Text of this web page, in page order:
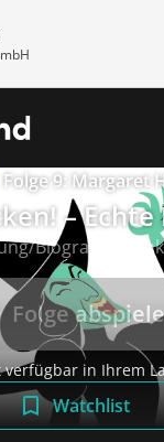
9: Margaret
–
Biografie,
Folge
verfügbar in Ihrem
Watchlist